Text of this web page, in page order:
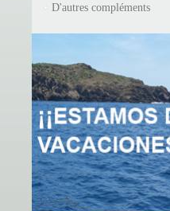
D'autres compléments